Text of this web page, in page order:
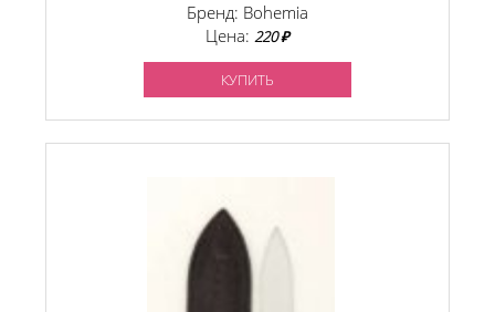
Бренд: Bohemia
Цена: 220 ₽
КУПИТЬ